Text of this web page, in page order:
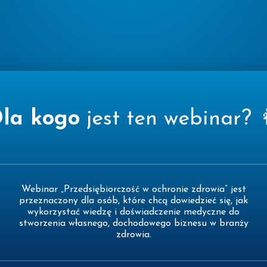
kogo jest ten webinar?
Webinar „Przedsiębiorczość w ochronie zdrowia” jest
przeznaczony dla osób, które chcą dowiedzieć się, jak
wykorzystać wiedzę i doświadczenie medyczne do
stworzenia własnego, dochodowego biznesu w branży
zdrowia.